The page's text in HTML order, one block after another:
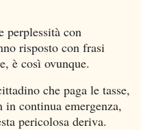
perplessità con
risposto con frasi
è così ovunque.
che paga le tasse,
continua emergenza,
pericolosa deriva.